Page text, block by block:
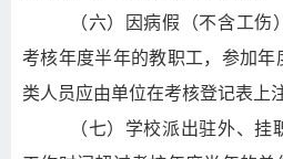
（六）因病假（不含工
考核年度半年的教职工，参加
类人员应由单位在考核登记表上
（七）学校派出驻外、